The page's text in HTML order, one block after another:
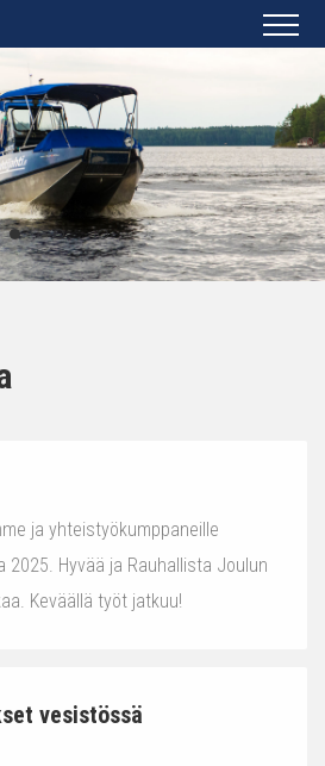
ja yhteistyökumppaneille
2025. Hyvää ja Rauhallista Joulun
Keväällä työt jatkuu!
vesistössä